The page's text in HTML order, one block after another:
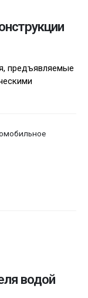
предъявляемые
водой